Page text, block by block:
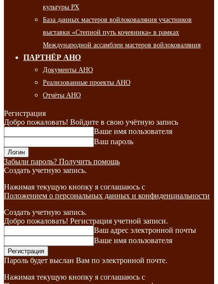
культуры РХ
База данных мастеров войлоковаляния участников
выставки «Степной путь кочевника» в рамках
Международной ассамблеи мастеров войлоковаляния
ПАРТНЁР АНО
Документы АНО
Реализованные проекты АНО
Отчёты АНО
Регистрация
Добро пожаловать! Войдите в свою учётную запись
Ваше имя пользователя
Ваш пароль
Забыли пароль? Получить помощь
Создать учетную запись.
Нажимая текущую кнопку я соглашаюсь с
Положением о персональных данных и конфиденциальности
Создать учетную запись.
Добро пожаловать! Регистрация учетной записи.
Ваш адрес электронной почты
Ваше имя пользователя
Пароль будет выслан Вам по электронной почте.
Нажимая текущую кнопку я соглашаюсь с